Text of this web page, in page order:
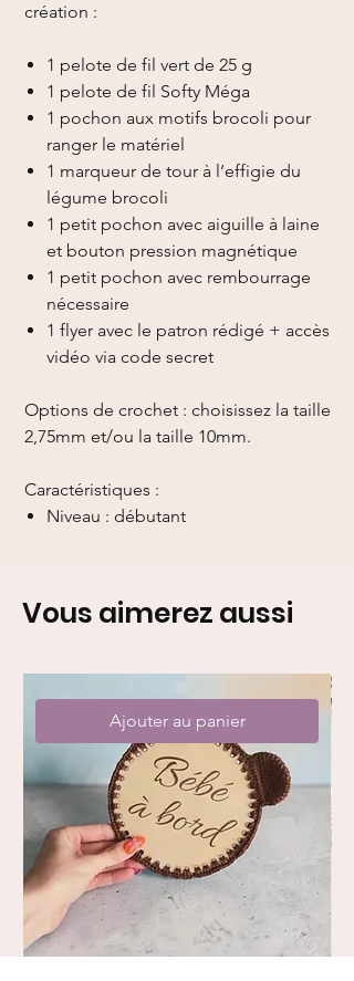
création :
1 pelote de fil vert de 25 g
1 pelote de fil Softy Méga
1 pochon aux motifs brocoli pour
ranger le matériel
1 marqueur de tour à l’effigie du
légume brocoli
1 petit pochon avec aiguille à laine
et bouton pression magnétique
1 petit pochon avec rembourrage
nécessaire
1 flyer avec le patron rédigé + accès
vidéo via code secret
Options de crochet : choisissez la taille
2,75mm et/ou la taille 10mm.
Caractéristiques :
Niveau : débutant
Vous aimerez aussi
Ajouter au panier